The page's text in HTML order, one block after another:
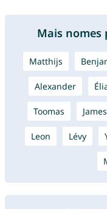
Mais nomes
Matthijs
Alexander
Toomas James
Leon Lévy